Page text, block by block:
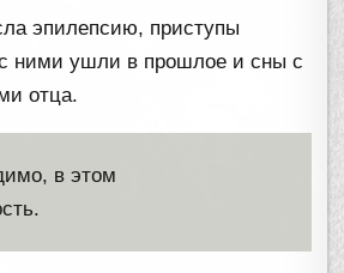
эпилепсию, приступы
с ними ушли в прошлое и сны с
отца.
в этом